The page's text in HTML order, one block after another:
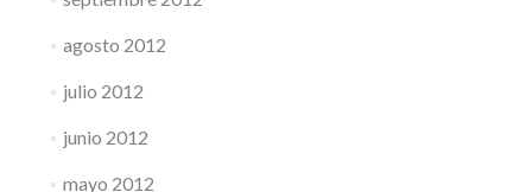
agosto 2012
julio 2012
junio 2012
mayo 2012